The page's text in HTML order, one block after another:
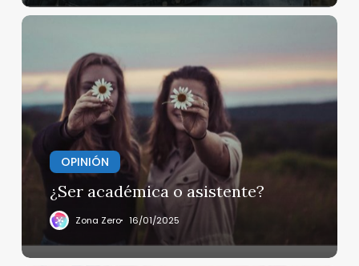
¿Ser
asistente?
OPINIÓN
¿Ser académica o asistente?
Zona Zero 16/01/2025